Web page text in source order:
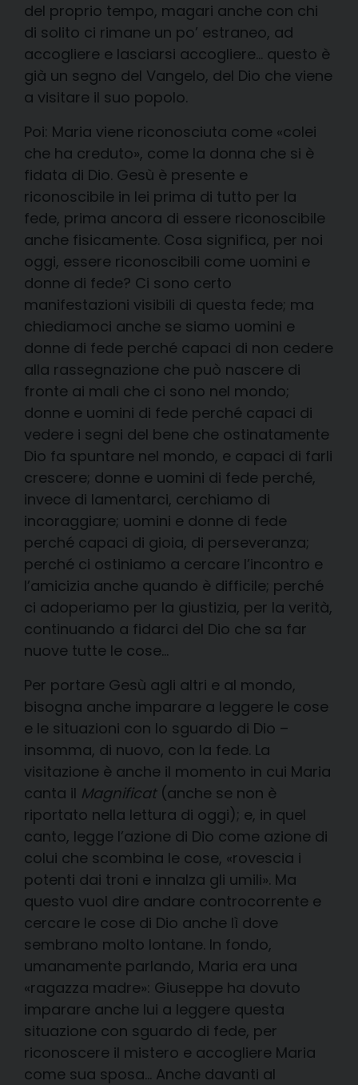
del proprio tempo, magari anche con chi
di solito ci rimane un po’ estraneo, ad
accogliere e lasciarsi accogliere… questo è
già un segno del Vangelo, del Dio che viene
a visitare il suo popolo.
Poi: Maria viene riconosciuta come «colei
che ha creduto», come la donna che si è
fidata di Dio. Gesù è presente e
riconoscibile in lei prima di tutto per la
fede, prima ancora di essere riconoscibile
anche fisicamente. Cosa significa, per noi
oggi, essere riconoscibili come uomini e
donne di fede? Ci sono certo
manifestazioni visibili di questa fede; ma
chiediamoci anche se siamo uomini e
donne di fede perché capaci di non cedere
alla rassegnazione che può nascere di
fronte ai mali che ci sono nel mondo;
donne e uomini di fede perché capaci di
vedere i segni del bene che ostinatamente
Dio fa spuntare nel mondo, e capaci di farli
crescere; donne e uomini di fede perché,
invece di lamentarci, cerchiamo di
incoraggiare; uomini e donne di fede
perché capaci di gioia, di perseveranza;
perché ci ostiniamo a cercare l’incontro e
l’amicizia anche quando è difficile; perché
ci adoperiamo per la giustizia, per la verità,
continuando a fidarci del Dio che sa far
nuove tutte le cose…
Per portare Gesù agli altri e al mondo,
bisogna anche imparare a leggere le cose
e le situazioni con lo sguardo di Dio –
insomma, di nuovo, con la fede. La
visitazione è anche il momento in cui Maria
canta il Magnificat(anche se non è
riportato nella lettura di oggi); e, in quel
canto, legge l’azione di Dio come azione di
colui che scombina le cose, «rovescia i
potenti dai troni e innalza gli umili». Ma
questo vuol dire andare controcorrente e
cercare le cose di Dio anche lì dove
sembrano molto lontane. In fondo,
umanamente parlando, Maria era una
«ragazza madre»: Giuseppe ha dovuto
imparare anche lui a leggere questa
situazione con sguardo di fede, per
riconoscere il mistero e accogliere Maria
come sua sposa… Anche davanti al